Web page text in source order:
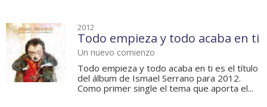
2012
Todo empieza y todo acaba en ti
Un nuevo comienzo
Todo empieza y todo acaba en ti es el título
del álbum de Ismael Serrano para 2012.
Como primer single el tema que aporta el...